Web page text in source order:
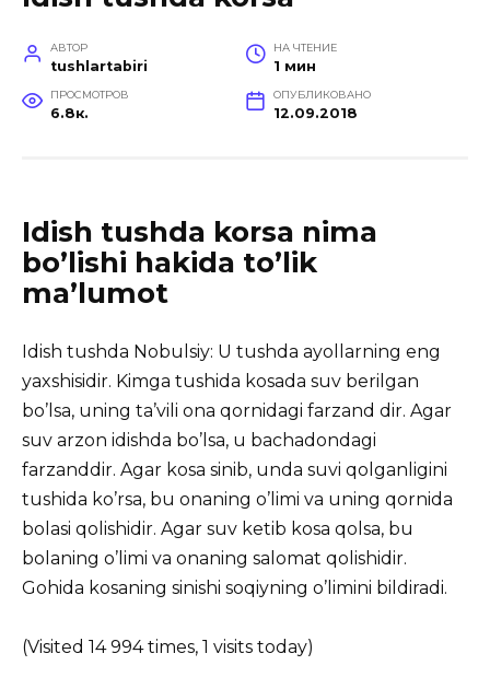
АВТОР
tushlartabiri
НА ЧТЕНИЕ
1 мин
ПРОСМОТРОВ
6.8к.
ОПУБЛИКОВАНО
12.09.2018
Idish tushda korsa nima
bo’lishi hakida to’lik
ma’lumot
Idish tushda Nobulsiy: U tushda ayollarning eng
yaxshisidir. Kimga tushida kosada suv berilgan
bo’lsa, uning ta’vili ona qornidagi farzand dir. Agar
suv arzon idishda bo’lsa, u bachadondagi
farzanddir. Agar kosa sinib, unda suvi qolganligini
tushida ko’rsa, bu onaning o’limi va uning qornida
bolasi qolishidir. Agar suv ketib kosa qolsa, bu
bolaning o’limi va onaning salomat qolishidir.
Gohida kosaning sinishi soqiyning o’limini bildiradi.
(Visited 14 994 times, 1 visits today)